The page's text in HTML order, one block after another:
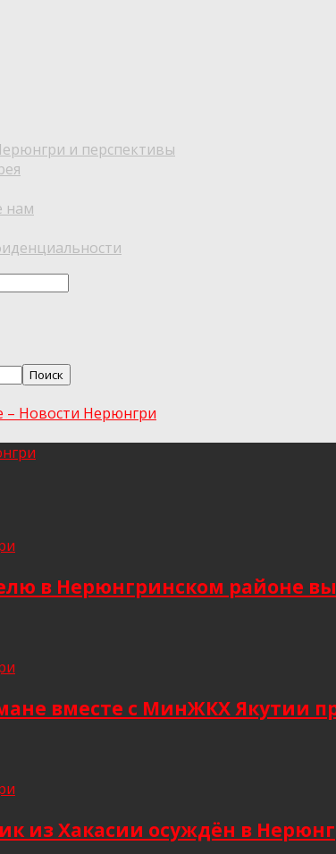
и перспективы
нам
– Новости Нерюнгри
в Нерюнгринском районе
вместе с МинЖКХ Якутии
из Хакасии осуждён в